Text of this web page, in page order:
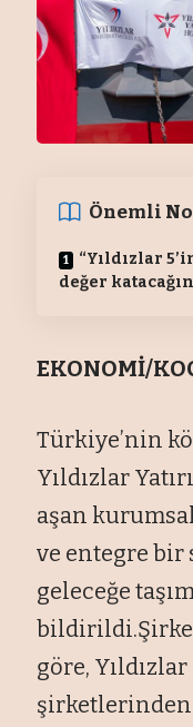
Önemli
“Yıldızlar
değer
EKONOMİ/
Türkiye’nin
Yıldızlar
aşan
ve entegre bir
geleceğe
göre,
şirketlerinden